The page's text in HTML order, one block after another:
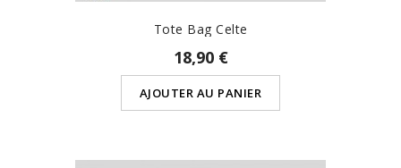
Tote Bag Celte
18,90 €
AJOUTER AU PANIER